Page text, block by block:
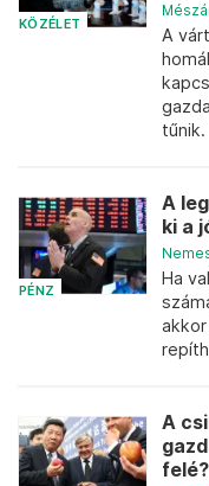
KÖZÉLET
A
tűnik.
PÉNZ
A
ki a
Ha
A
felé?